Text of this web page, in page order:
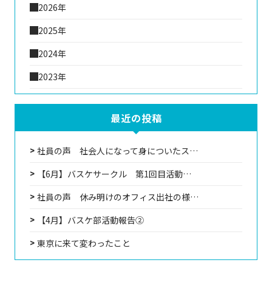
2026年
2025年
2024年
2023年
最近の投稿
社員の声 社会人になって身についたス…
【6月】バスケサークル 第1回目活動…
社員の声 休み明けのオフィス出社の様…
【4月】バスケ部活動報告②
東京に来て変わったこと